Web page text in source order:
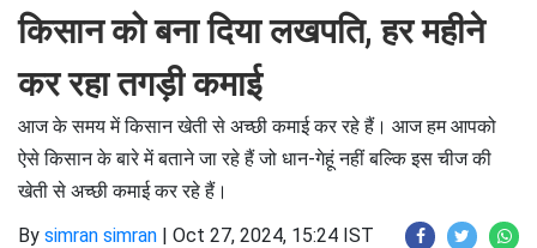
किसान को बना दिया लखपति, हर महीने
कर रहा तगड़ी कमाई
आज के समय में किसान खेती से अच्छी कमाई कर रहे हैं। आज हम आपको
ऐसे किसान के बारे में बताने जा रहे हैं जो धान-गेहूं नहीं बल्कि इस चीज की
खेती से अच्छी कमाई कर रहे हैं।
By simran simran | Oct 27, 2024, 15:24 IST